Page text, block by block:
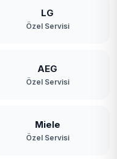
LG
Özel Servisi
AEG
Özel Servisi
Miele
Özel Servisi